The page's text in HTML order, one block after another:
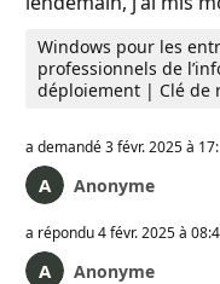
Windows pour les
professionnels de
déploiement | Clé de
a demandé3 févr. 2025 à
Anonyme
a répondu4 févr. 2025 à
Anonyme